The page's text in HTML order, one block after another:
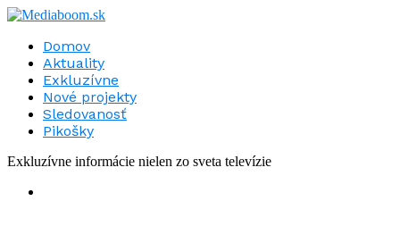
Domov
Aktuality
Exkluzívne
Nové projekty
Sledovanosť
Pikošky
Exkluzívne informácie nielen zo sveta televízie